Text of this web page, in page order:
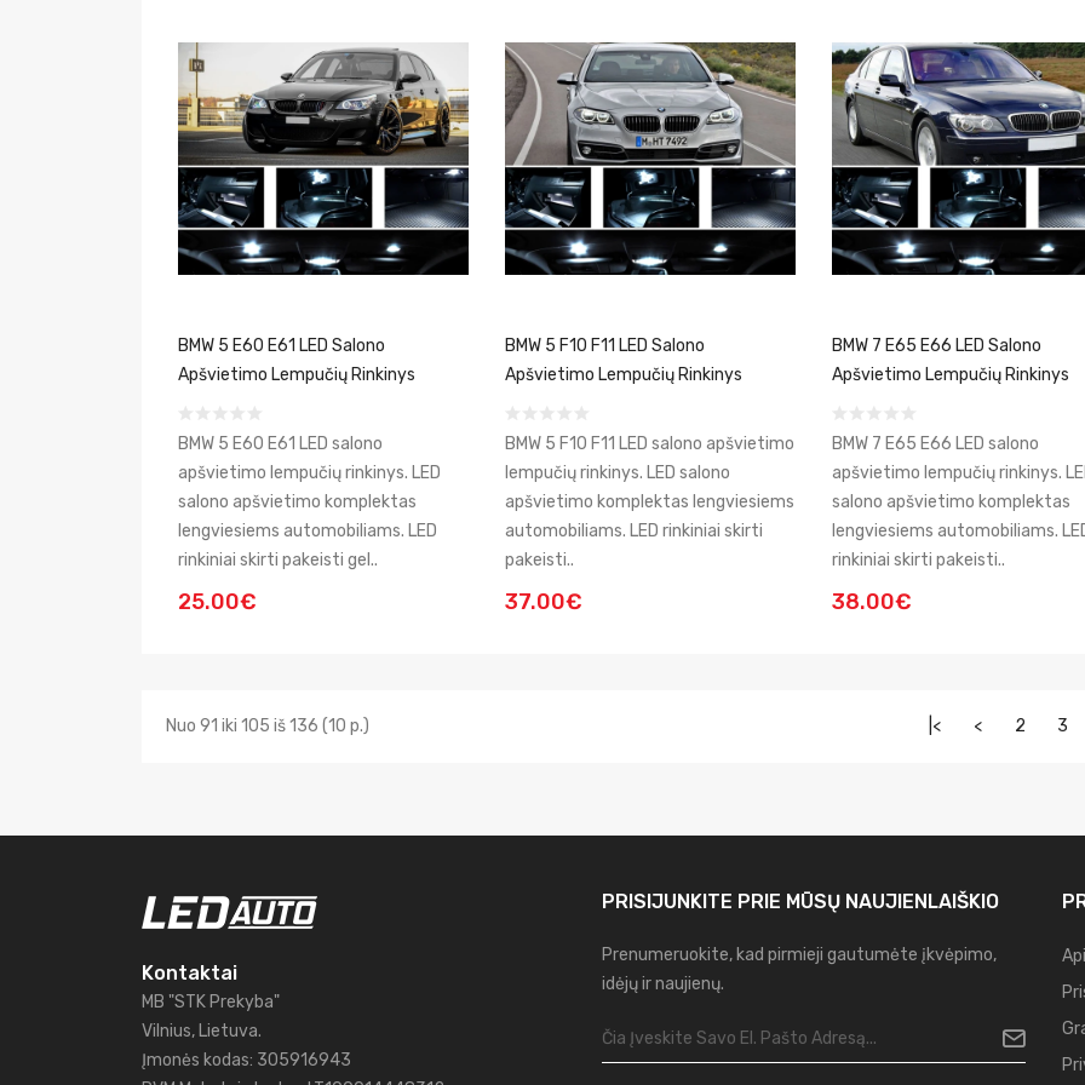
BMW 5 E60 E61 LED Salono
Apšvietimo Lempučių Rinkinys
BMW 5 E60 E61 LED salono
apšvietimo lempučių rinkinys. LED
salono apšvietimo komplektas
lengviesiems automobiliams. LED
rinkiniai skirti pakeisti gel..
25.00€
BMW 5 F10 F11 LED Salono
Apšvietimo Lempučių Rinkinys
BMW 5 F10 F11 LED salono apšvietimo
lempučių rinkinys. LED salono
apšvietimo komplektas lengviesiems
automobiliams. LED rinkiniai skirti
pakeisti..
37.00€
BMW 7 E65 E66 LED Salono
Apšvietimo Lempučių Rinkinys
BMW 7 E65 E66 LED salono
apšvietimo lempučių rinkinys.
salono apšvietimo komplektas
lengviesiems automobiliams.
rinkiniai skirti pakeisti..
38.00€
|< < 2 3
Nuo 91 iki 105 iš 136 (10 p.)
Kontaktai
MB "STK Prekyba"
Vilnius, Lietuva.
Įmonės kodas: 305916943
PRISIJUNKITE PRIE MŪSŲ NAUJIENLAIŠKIO
Prenumeruokite, kad pirmieji gautumėte įkvėpimo,
idėjų ir naujienų.